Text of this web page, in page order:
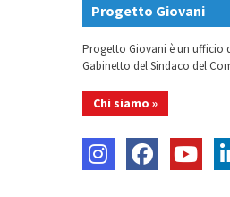
Progetto Giovani
Progetto Giovani è un ufficio
Gabinetto del Sindaco del
Chi siamo »